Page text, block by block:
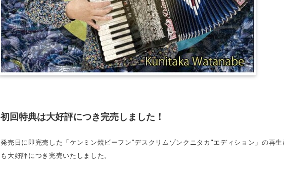
初回特典は大好評につき完売しました！
発売日に即完売した「ケンミン焼ビーフン"デスクリムゾンクニタカ"エディション」の再生
も大好評につき完売いたしました。